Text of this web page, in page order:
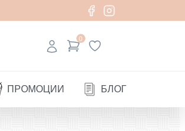
0
ПРОМОЦИИ БЛОГ